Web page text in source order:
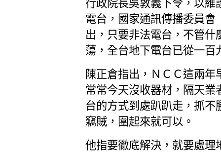
行政院長吳敦義下令，以維
電台，國家通訊傳播委員
出，只要非法電台，不管
蕩，全台地下電台已從一百
陳正倉指出，ＮＣＣ這兩
常常今天沒收器材，隔天
台的方式到處趴趴走，抓
竊賊，圍起來就可以。
他指要徹底解決，就要處理